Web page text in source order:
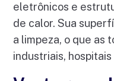
eletrônicos e
de calor. Sua
a limpeza, o que as
industriais,